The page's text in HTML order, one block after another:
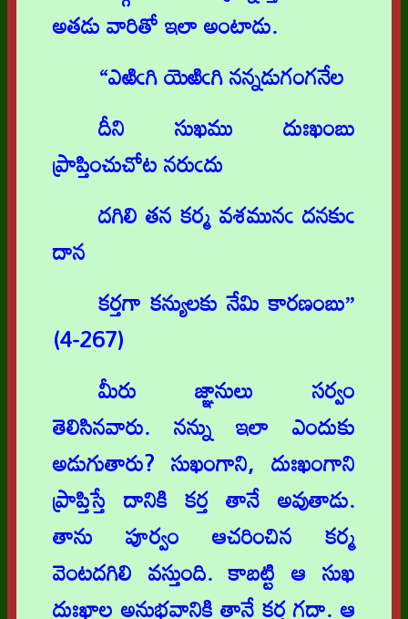
అతడు వారితో ఇలా అంటాడు.
“ఎఱిఁగి యెఱిఁగి నన్నడుగంగనేల
దీని సుఖము దుఃఖంబు
ప్రాప్తించుచోట నరుఁదు
దగిలి తన కర్మ వశమునఁ దనకుఁ
దాన
కర్తగా కన్యులకు నేమి కారణంబు”
(4-267)
మీరు జ్ఞానులు సర్వం
తెలిసినవారు. నన్ను ఇలా ఎందుకు
అడుగుతారు? సుఖంగాని, దుఃఖంగాని
ప్రాప్తిస్తే దానికి కర్త తానే అవుతాడు.
తాను పూర్వం ఆచరించిన కర్మ
వెంటదగిలి వస్తుంది. కాబట్టి ఆ సుఖ
దుఃఖాల అనుభవానికి తానే కర్త గదా. ఆ